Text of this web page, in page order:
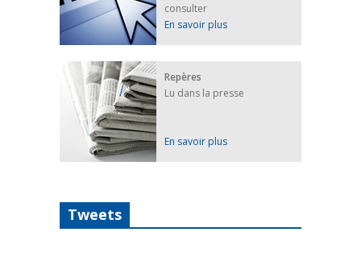
consulter
En savoir plus
Repères
Lu dans la presse
En savoir plus
Tweets